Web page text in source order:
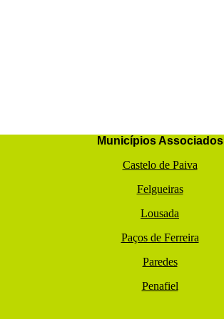
Municípios Associados
Castelo de Paiva
Felgueiras
Lousada
Paços de Ferreira
Paredes
Penafiel